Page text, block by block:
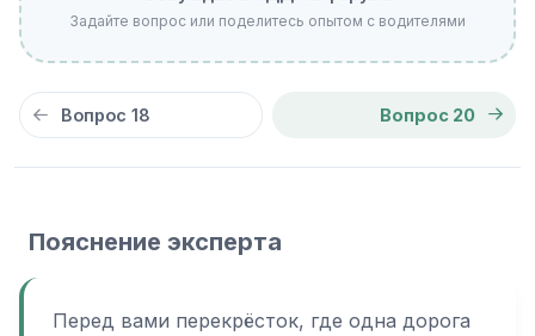
Задайте вопрос или поделитесь опытом с водителями
Вопрос 18 Вопрос 20
Пояснение эксперта
Перед вами перекрёсток, где одна дорога